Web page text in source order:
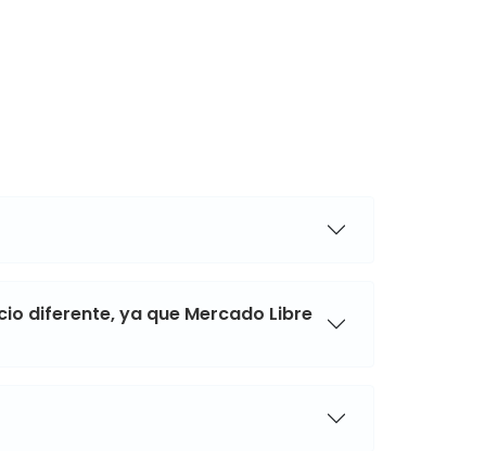
diferente, ya que Mercado Libre